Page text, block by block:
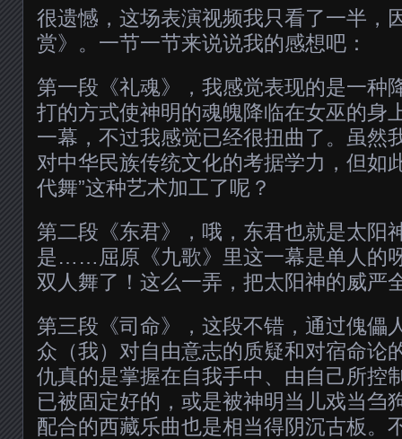
很遗憾，这场表演视频我只看了一半，
赏》。一节一节来说说我的感想吧：
第一段《礼魂》，我感觉表现的是一种
打的方式使神明的魂魄降临在女巫的身
一幕，不过我感觉已经很扭曲了。虽然
对中华民族传统文化的考据学力，但如
代舞”这种艺术加工了呢？
第二段《东君》，哦，东君也就是太阳
是……屈原《九歌》里这一幕是单人的
双人舞了！这么一弄，把太阳神的威严
第三段《司命》，这段不错，通过傀儡
众（我）对自由意志的质疑和对宿命
仇真的是掌握在自我手中、由自己所控
已被固定好的，或是被神明当儿戏当刍
配合的西藏乐曲也是相当得阴沉古板。